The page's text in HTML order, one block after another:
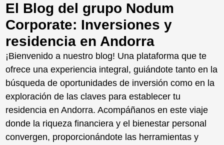
El Blog del grupo Nodum
Corporate: Inversiones y
residencia en Andorra
¡Bienvenido a nuestro blog! Una plataforma que te
ofrece una experiencia integral, guiándote tanto en la
búsqueda de oportunidades de inversión como en la
exploración de las claves para establecer tu
residencia en Andorra. Acompáñanos en este viaje
donde la riqueza financiera y el bienestar personal
convergen, proporcionándote las herramientas y